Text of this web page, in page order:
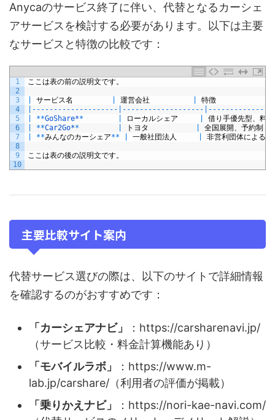
Anycaのサービス終了に伴い、代替となるカーシェ
アサービスを検討する必要があります。以下は主要
なサービスと特徴の比較です：
1
2
3
4
5
6
7
8
9
10
ここは表の前の説明文です。
サービス名 運営会社
特徴
-- -- -- -- -- -- -- -- -- -- -- -- -- -- -- -- -- -- -- - -- -- -- -- -- -- --
**GoShare** ローカルシェア
借り手優先型、料
**Car2Go** トヨタ
全国展開、予約制
**みんなのカーシェア** 一般社団法人 非営利団体による運
ここは表の後の説明文です。
主要比較サイト案内
代替サービス選びの際は、以下のサイトで詳細情報
を確認するのがおすすめです：
「カーシェアナビ」
：https://carsharenavi.jp/
（サービス比較・料金計算機能あり）
「モバイルラボ」
：https://www.m-
lab.jp/carshare/（利用者の評価が掲載）
「乗りかえナビ」
：https://nori-kae-navi.com/